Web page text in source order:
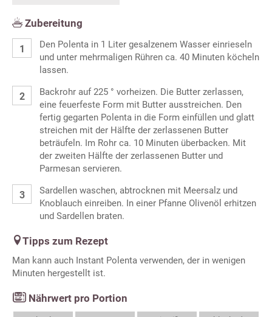
Zubereitung
Den Polenta in 1 Liter gesalzenem Wasser einrieseln
und unter mehrmaligen Rühren ca. 40 Minuten köcheln
lassen.
Backrohr auf 225 ° vorheizen. Die Butter zerlassen,
eine feuerfeste Form mit Butter ausstreichen. Den
fertig gegarten Polenta in die Form einfüllen und glatt
streichen mit der Hälfte der zerlassenen Butter
beträufeln. Im Rohr ca. 10 Minuten überbacken. Mit
der zweiten Hälfte der zerlassenen Butter und
Parmesan servieren.
Sardellen waschen, abtrocknen mit Meersalz und
Knoblauch einreiben. In einer Pfanne Olivenöl erhitzen
und Sardellen braten.
Tipps zum Rezept
Man kann auch Instant Polenta verwenden, der in wenigen
Minuten hergestellt ist.
Nährwert pro Portion